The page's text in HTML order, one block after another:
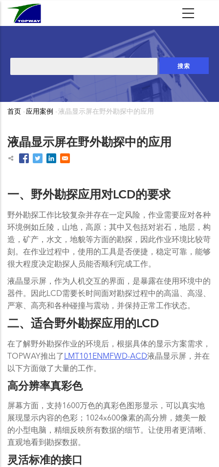
索
包
屑
首页 - 应用案例 -液晶显示屏在野外勘探中的应用
液晶显示屏在野外勘探中的应用
一、野外勘探应用对LCD的要求
野外勘探工作比较复杂并存在一定风险，作业需要应对各种
环境例如丘陵，山地，高原；其中又包括对岩石，地层，构
造，矿产，水文，地貌等方面的勘探，因此作业环境比较苛
刻。在作业过程中，使用的工具是否便捷，稳定可靠，能够
很大程度决定勘探人员能否顺利完成工作。
液晶显示屏，作为人机交互的界面，是暴露在使用环境中的
器件。因此LCD需要长时间面对勘探过程中的高温、高湿、
严寒、高亮和各种碰撞与震动，并保持正常工作状态。
二、适合野外勘探应用的LCD
在了解野外勘探作业的环境后，根据具体的显示方案需求，
TOPWAY推出了
LMT101ENMFWD-ACD液晶显示屏，并在
以下方面做了大量的工作。
高分辨率真彩色
屏幕方面，支持1600万色的真彩色图形显示，可以真实地
展现显示内容的色彩；1024x600像素的高分辨，媲美一般
的小型电脑，精细反映所有数据的细节。让使用者更清晰、
直观地看到勘探数据。
灵活标准的接口